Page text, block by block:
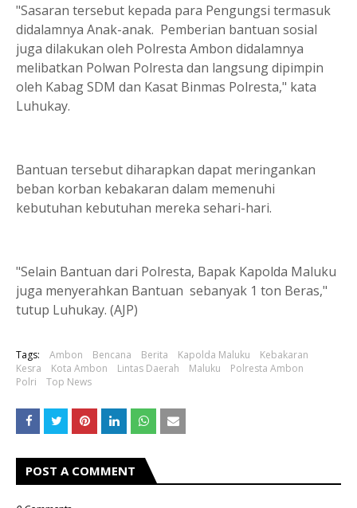
"Sasaran tersebut kepada para Pengungsi termasuk
didalamnya Anak-anak. Pemberian bantuan sosial
juga dilakukan oleh Polresta Ambon didalamnya
melibatkan Polwan Polresta dan langsung dipimpin
oleh Kabag SDM dan Kasat Binmas Polresta," kata
Luhukay.
Bantuan tersebut diharapkan dapat meringankan
beban korban kebakaran dalam memenuhi
kebutuhan kebutuhan mereka sehari-hari.
"Selain Bantuan dari Polresta, Bapak Kapolda Maluku
juga menyerahkan Bantuan sebanyak 1 ton Beras,"
tutup Luhukay. (AJP)
Tags: Ambon Bencana Berita Kapolda Maluku
Kebakaran
Kesra
Kota Ambon Lintas Daerah Maluku
Polresta Ambon
Polri
Top News
POST A COMMENT